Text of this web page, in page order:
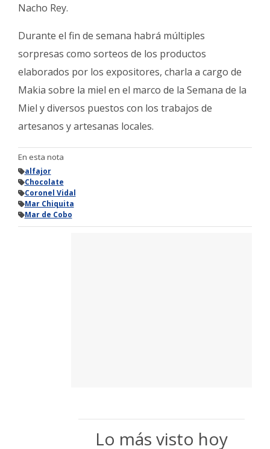
Nacho Rey.
Durante el fin de semana habrá múltiples
sorpresas como sorteos de los productos
elaborados por los expositores, charla a cargo de
Makia sobre la miel en el marco de la Semana de la
Miel y diversos puestos con los trabajos de
artesanos y artesanas locales.
En esta nota
alfajor
Chocolate
Coronel Vidal
Mar Chiquita
Mar de Cobo
Lo más visto hoy